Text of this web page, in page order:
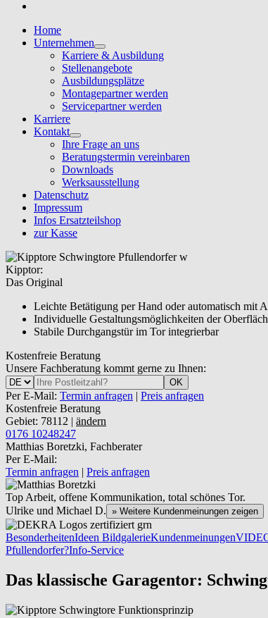
Home
Unternehmen
Karriere & Ausbildung
Stellenangebote
Ausbildungsplätze
Montagepartner werden
Servicepartner werden
Karriere
Kontakt
Ihre Frage an uns
Beratungstermin vereinbaren
Downloads
Werksausstellung
Datenschutz
Impressum
Infos Ersatzteilshop
zur Kasse
Kipptor:
Das Original
Leichte Betätigung per Hand oder automatisch mit
Individuelle Gestaltungsmöglichkeiten der
Stabile Durchgangstür im Tor integrierbar
Kostenfreie Beratung
Unsere Fachberatung kommt gerne zu Ihnen:
OK
Per E-Mail: Termin anfragen | Preis anfragen
Kostenfreie Beratung
Gebiet: 78112 | ändern
0176 10248247
Matthias Boretzki, Fachberater
Per E-Mail:
Termin anfragen | Preis anfragen
Top Arbeit, offene Kommunikation, total schönes Tor.
Ulrike und Michael D. » Weitere Kundenmeinungen zeigen
BesonderheitenIdeen BildgalerieKundenmeinungen
Pfullendorfer?Info-Service
Das klassische Garagentor: